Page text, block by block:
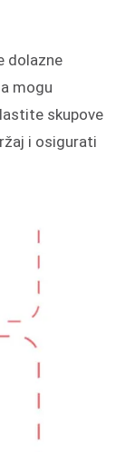
dolazne
mogu
skupove
i osigurati